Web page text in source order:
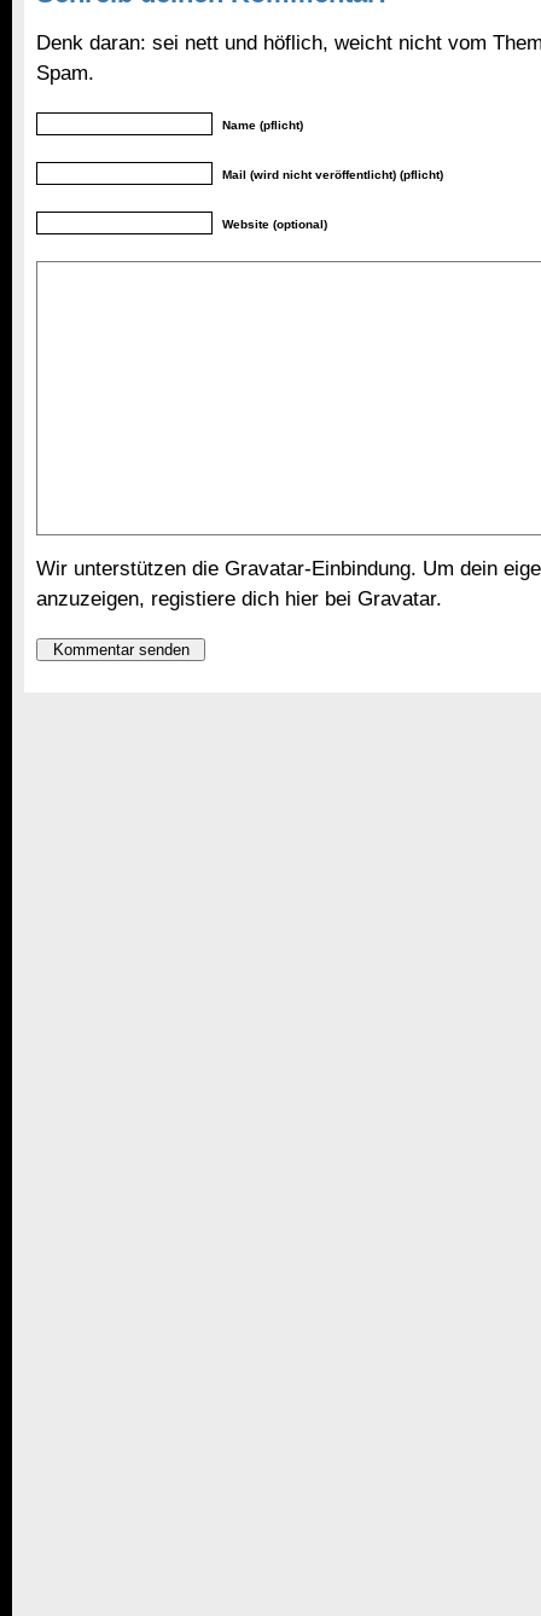
Denk daran: sei nett und höflich, weicht nicht vom
Spam.
Name (pflicht)
Mail (wird nicht veröffentlicht) (pflicht)
Website (optional)
Wir unterstützen die Gravatar-Einbindung. Um dein
anzuzeigen, registiere dich hier bei Gravatar.